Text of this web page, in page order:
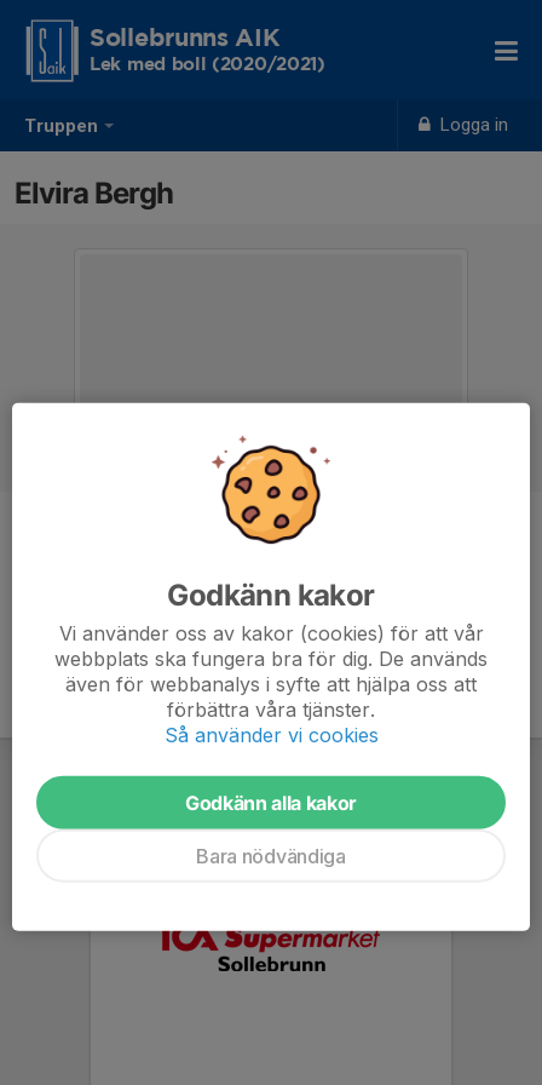
Truppen Logga in
Sollebrunns AIK
Lek med boll (2020/2021)
Elvira Bergh
Godkänn kakor
Vi använder oss av kakor (cookies) för att vår
webbplats ska fungera bra för dig. De används
även för webbanalys i syfte att hjälpa oss att
förbättra våra tjänster.
Så använder vi cookies
Godkänn alla kakor
Bara nödvändiga